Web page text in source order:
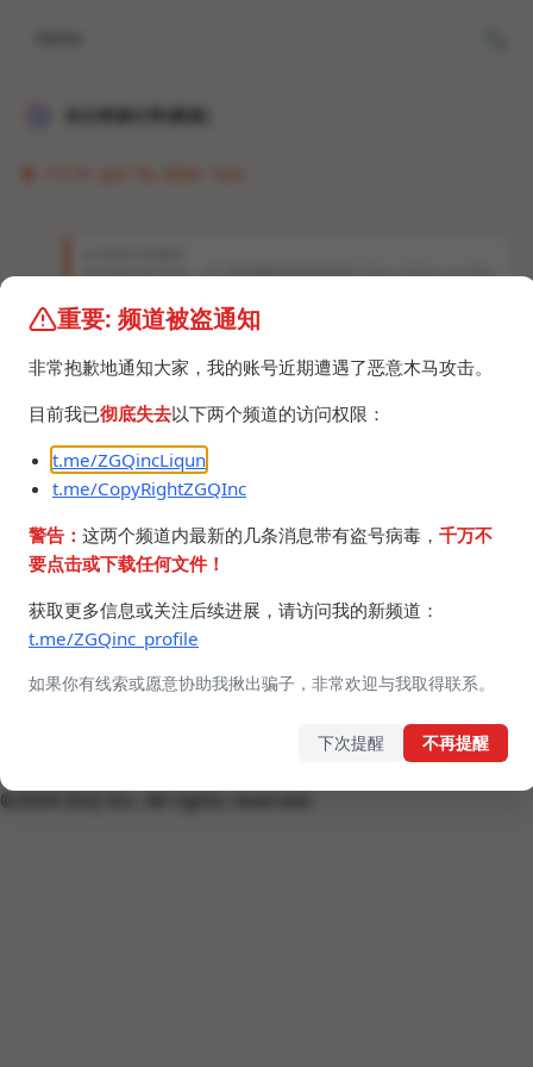
GalaxyBookEnabler - 非三星电脑解除机型限制脚本 https://github.com/Ban
繁杂的步骤，简单几步即可解除限制。 *仅适用于三星手机/平板/耳机+非三星电
脑搭配的用户。 运行start_ps_script.bat，全部选Y和ALL即可。 可使用的功能
频剪辑器 • 视频剪辑器Plus…
已从GalaxyBookEnabler获得灵感，做了个
GalaxyBookMask升级版，支持解锁更多三星应用并
自动添加到Startup文件夹，开机自动运行脚本，一
劳永逸。
#PC软件 #三星使用手册
GalaxyBookMaskPlus_startup.bat
1.1 KB
©2024 ZGQ Inc.
重要: 频道被盗通知
非常抱歉地通知大家，我的账号近期遭遇了恶意木马攻击。
目前我已彻底失去以下两个频道的访问权限：
t.me/ZGQincLiqun
t.me/CopyRightZGQInc
警告： 这两个频道内最新的几条消息带有盗号病毒， 千万不
要点击或下载任何文件！
获取更多信息或关注后续进展，请访问我的新频道：
t.me/ZGQinc_profile
如果你有线索或愿意协助我揪出骗子，非常欢迎与我取得联系。
下次提醒 不再提醒